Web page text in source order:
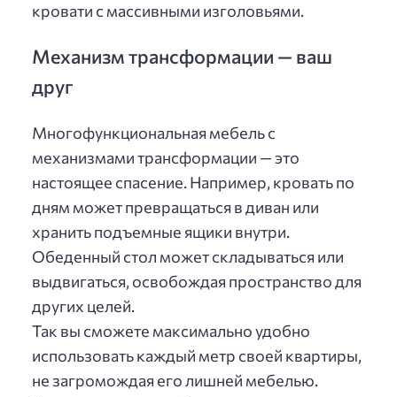
кровати с массивными изголовьями.
Механизм трансформации — ваш
друг
Многофункциональная мебель с
механизмами трансформации — это
настоящее спасение. Например, кровать по
дням может превращаться в диван или
хранить подъемные ящики внутри.
Обеденный стол может складываться или
выдвигаться, освобождая пространство для
других целей.
Так вы сможете максимально удобно
использовать каждый метр своей квартиры,
не загромождая его лишней мебелью.